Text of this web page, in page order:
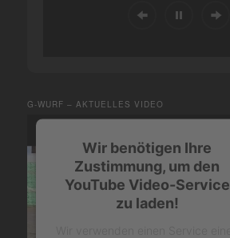
G-WURF – AKTUELLES VIDEO
Wir benötigen Ihre
Zustimmung, um den
YouTube Video-Service
zu laden!